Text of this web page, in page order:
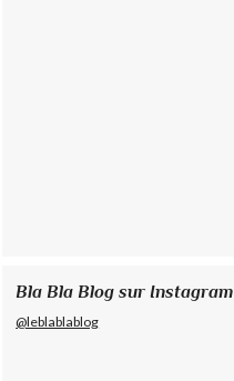
Bla Bla Blog sur Instagram
@leblablablog